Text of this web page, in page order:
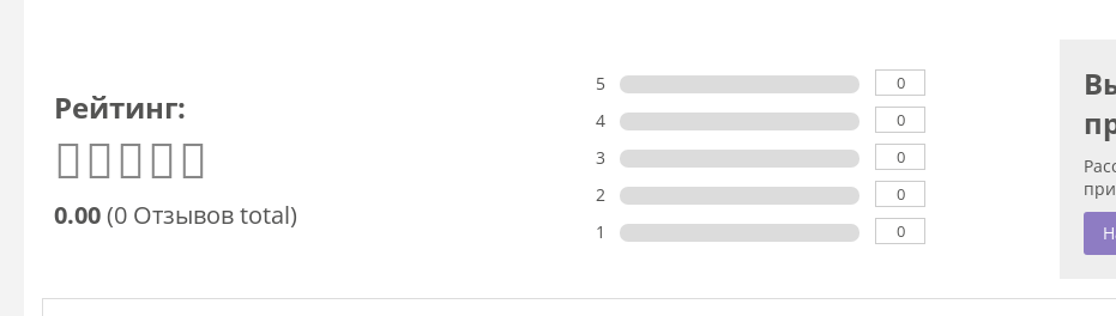
Рейтинг:
0.00(0 Отзывов total)
5 0
4 0
3 0
2 0
1 0